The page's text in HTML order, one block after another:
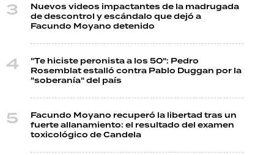
Nuevos videos impactantes de la madrugada
de descontrol y escándalo que dejó a
Facundo Moyano detenido
"Te hiciste peronista a los 50": Pedro
Rosemblat estalló contra Pablo Duggan por la
"soberanía" del país
Facundo Moyano recuperó la libertad tras un
fuerte allanamiento: el resultado del examen
toxicológico de Candela